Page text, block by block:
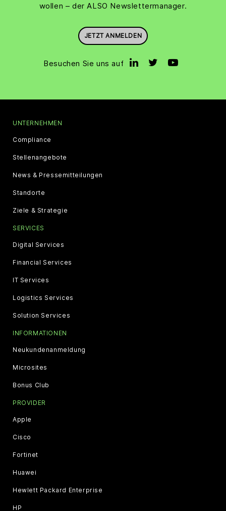
wollen – der ALSO Newslettermanager.
JETZT ANMELDEN
Besuchen Sie uns auf
UNTERNEHMEN
Compliance
Stellenangebote
News & Pressemitteilungen
Standorte
Ziele & Strategie
SERVICES
Digital Services
Financial Services
IT Services
Logistics Services
Solution Services
INFORMATIONEN
Neukundenanmeldung
Microsites
Bonus Club
PROVIDER
Apple
Cisco
Fortinet
Huawei
Hewlett Packard Enterprise
HP